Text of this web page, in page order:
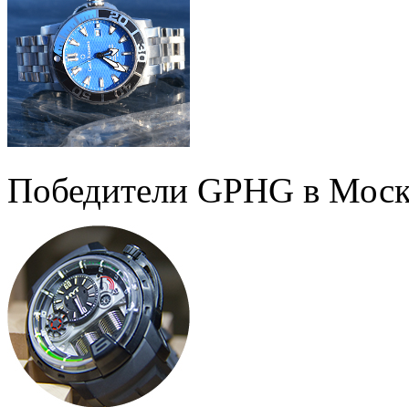
Победители GPHG в